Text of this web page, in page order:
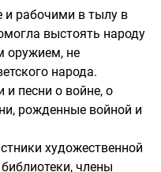
и рабочими в тылу в
выстоять народу
оружием, не
народа.
и песни о войне, о
рожденные войной и
художественной
члены